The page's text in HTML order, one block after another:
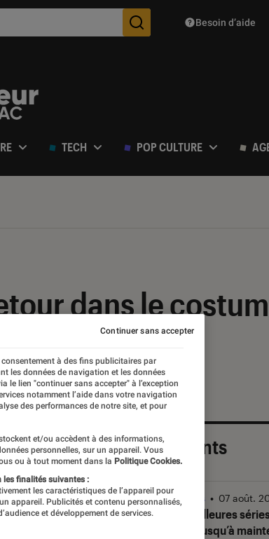
Des suggestions de
Besoin d’aide
TECH POP CULTURE
dans le
Les plus récents
Les meilleures
2026 (jusqu’à
Séries • 07 août.
à des fins publicitaires par
les données de navigation et les données
le lien "continuer sans accepter" à l’exception
notamment l’aide dans votre navigation
des performances de notre site, et pour
et/ou accèdent à des informations,
personnelles, sur un appareil. Vous
ou à tout moment dans la Politique Cookies.
les finalités suivantes :
les caractéristiques de l’appareil pour
appareil. Publicités et contenu personnalisés,
et développement de services.
Continuer sans accepter